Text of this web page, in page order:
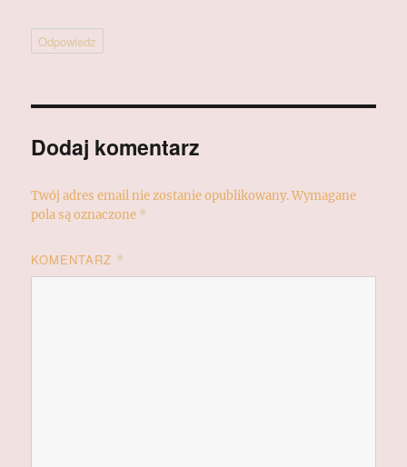
Odpowiedz
Dodaj komentarz
Twój adres email nie zostanie opublikowany. Wymagane
pola są oznaczone *
KOMENTARZ *